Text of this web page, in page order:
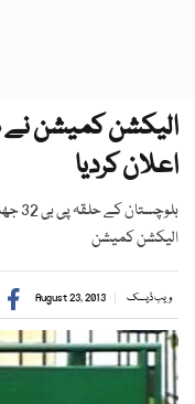
الیکشن کمیشن نے
اعلان کردیا
الیکشن کمیشن
ویب ڈیسک August 23, 2013